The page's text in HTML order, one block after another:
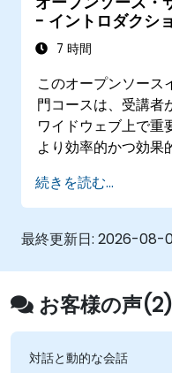
- イントロダクシ
7 時間
このオープンソース
門コースは、受講者
ワイドウェブ上で重
より効率的かつ効果
講者が数百あるツー
るのに十分な時間を
次のステップとして
進的なツールの詳細
スは非常に実践的で
ルやリソースを調査
確保できます。
続きを読む...
最終更新日: 2026-08-
お客様の声(2)
対話と動的な会話